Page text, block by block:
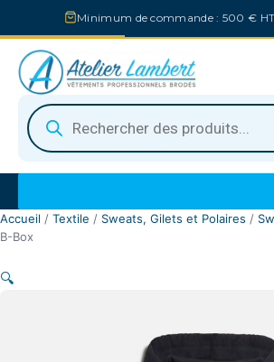
au
contenu
Minimum de commande : 500 €
Recherche
de
produits
Accueil / Textile / Sweats, Gilets et Polaires /
B-Box
🔍